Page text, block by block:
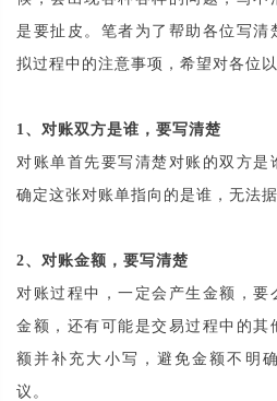
是要扯皮。笔者为了帮助各位写清
拟过程中的注意事项，希望对各位
1、对账双方是谁，要写清楚
对账单首先要写清楚对账的双方是
确定这张对账单指向的是谁，无法据
2、对账金额，要写清楚
对账过程中，一定会产生金额，要
金额，还有可能是交易过程中的其
额并补充大小写，避免金额不明
议。